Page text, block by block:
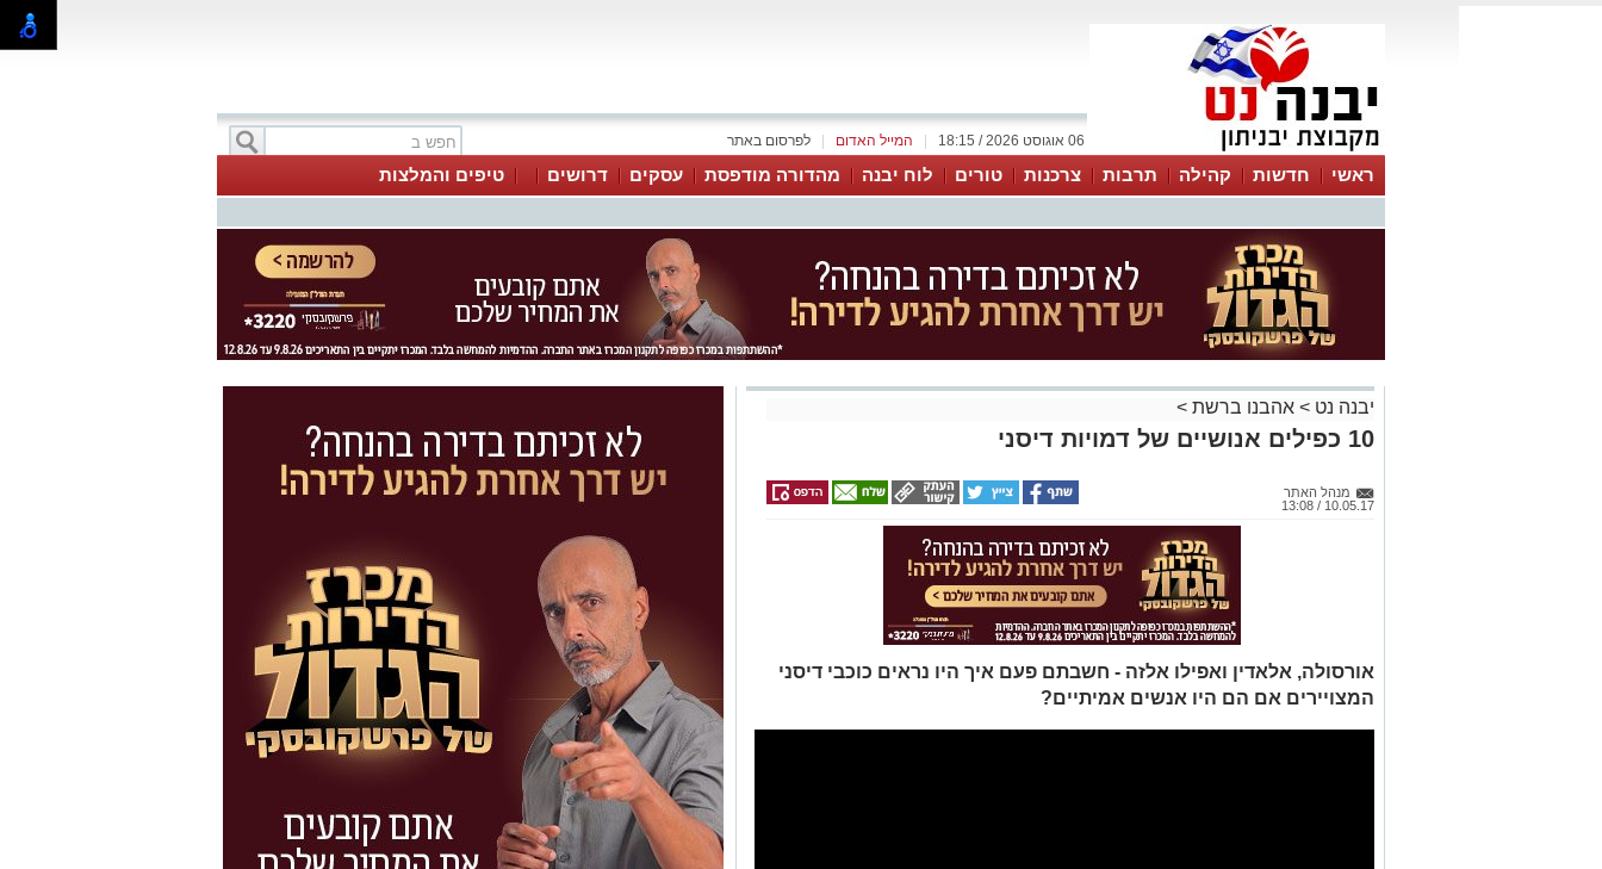
לפרסום באתר המייל האדום 06 אוגוסט 2026 / 18:15
ראשי חדשות קהילה תרבות צרכנות טורים לוח יבנה מהדורה מודפסת עסקים דרושים טיפים והמלצות
יבנה נט > אהבנו ברשת >
10 כפילים אנושיים של דמויות דיסני
מנהל האתר
10.05.17 / 13:08
אורסולה, אלאדין ואפילו אלזה - חשבתם פעם איך היו נראים כוכבי דיסני
המצויירים אם הם היו אנשים אמיתיים?